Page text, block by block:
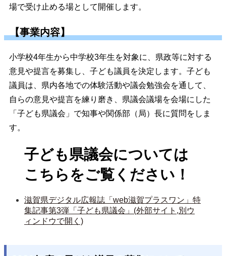
場で受け止める場として開催します。
【事業内容】
小学校4年生から中学校3年生を対象に、県政等に対する
意見や提言を募集し、子ども議員を決定します。子ども
議員は、県内各地での体験活動や議会勉強会を通して、
自らの意見や提言を練り磨き、県議会議場を会場にした
「子ども県議会」で知事や関係部（局）長に質問をしま
す。
子ども県議会については
こちらをご覧ください！
滋賀県デジタル広報誌「web滋賀プラスワン」特
集記事第3弾「子ども県議会」(外部サイト,別ウ
ィンドウで開く)